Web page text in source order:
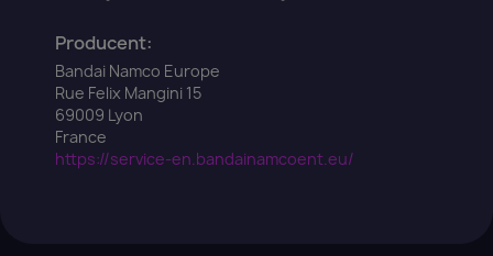
Producent:
Bandai Namco Europe
Rue Felix Mangini 15
69009 Lyon
France
https://service-en.bandainamcoent.eu/